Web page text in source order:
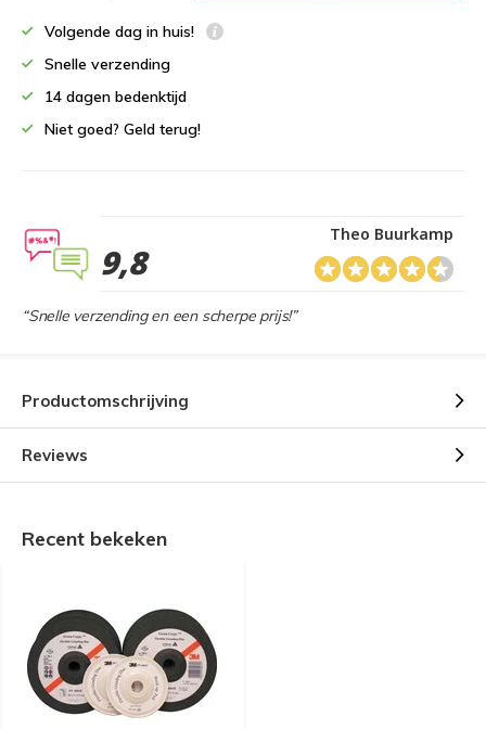
Volgende dag in huis!
Snelle verzending
14 dagen bedenktijd
Niet goed? Geld terug!
9,8
Theo Buurkamp
“Snelle verzending en een scherpe prijs!”
Productomschrijving
Reviews
Recent bekeken